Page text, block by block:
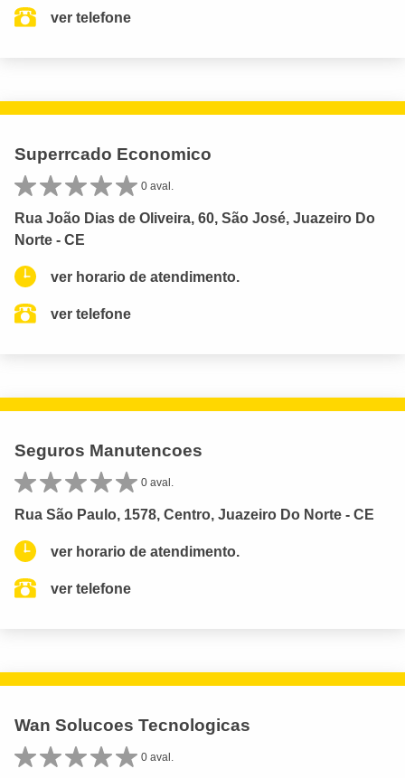
ver telefone
Superrcado Economico
0 aval.
Rua João Dias de Oliveira, 60, São José, Juazeiro Do
Norte - CE
ver horario de atendimento.
ver telefone
Seguros Manutencoes
0 aval.
Rua São Paulo, 1578, Centro, Juazeiro Do Norte - CE
ver horario de atendimento.
ver telefone
Wan Solucoes Tecnologicas
0 aval.